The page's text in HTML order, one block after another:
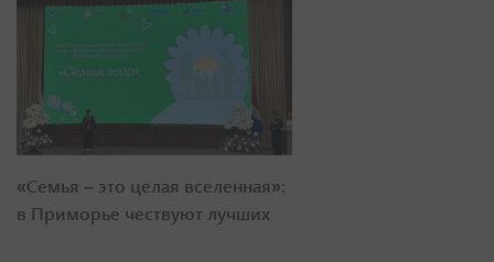
«Семья – это целая вселенная»:
в Приморье чествуют лучших